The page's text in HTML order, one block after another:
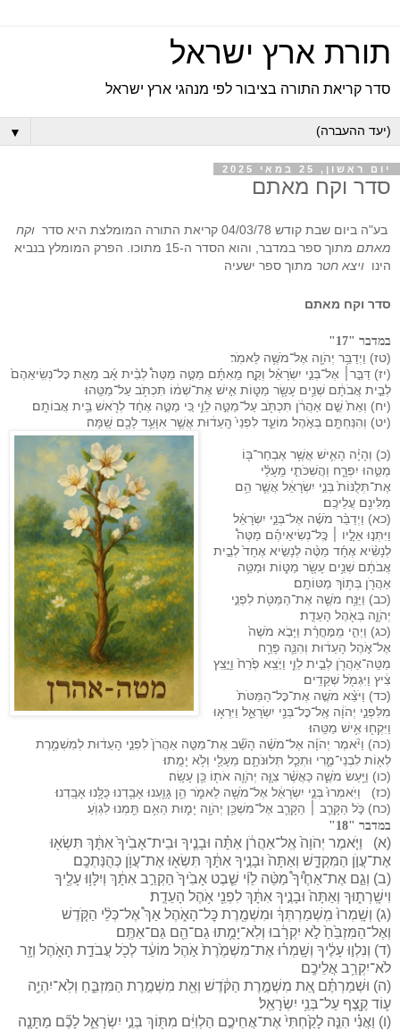
תורת ארץ ישראל
סדר קריאת התורה בציבור לפי מנהגי ארץ ישראל
▼
יום ראשון, 25 במאי 2025
סדר וקח מאתם
בע"ה ביום שבת קודש 04/03/78 קריאת התורה המומלצת היא סדר
וקח
מאתם
מתוך ספר במדבר, והוא הסדר ה-15 מתוכו. הפרק המומלץ בנביא
הינו ויצא חטר מתוך ספר ישעיה
סדר וקח מאתם
במדבר "17"
(טז) וַיְדַבֵּ֥ר יְהֹוָ֖ה אֶל־מֹשֶׁ֥ה לֵּאמֹֽר׃
(יז) דַּבֵּ֣ר׀ אֶל־בְּנֵ֣י יִשְׂרָאֵ֗ל וְקַ֣ח מֵֽאִתָּ֡ם מַטֶּ֣ה מַטֶּה֩ לְבֵ֨ית אָ֜ב מֵאֵ֤ת כׇּל־נְשִֽׂיאֵהֶם֙
לְבֵ֣ית אֲבֹתָ֔ם שְׁנֵ֥ים עָשָׂ֖ר מַטּ֑וֹת אִ֣ישׁ אֶת־שְׁמ֔וֹ תִּכְתֹּ֖ב עַל־מַטֵּֽהוּ׃
(יח) וְאֵת֙ שֵׁ֣ם אַהֲרֹ֔ן תִּכְתֹּ֖ב עַל־מַטֵּ֣ה לֵוִ֑י כִּ֚י מַטֶּ֣ה אֶחָ֔ד לְרֹ֖אשׁ בֵּ֥ית אֲבוֹתָֽם׃
(יט) וְהִנַּחְתָּ֖ם בְּאֹ֣הֶל מוֹעֵ֑ד לִפְנֵי֙ הָֽעֵד֔וּת אֲשֶׁ֛ר אִוָּעֵ֥ד לָכֶ֖ם שָֽׁמָּה׃
(כ) וְהָיָ֗ה הָאִ֛ישׁ אֲשֶׁ֥ר אֶבְחַר־בּ֖וֹ
מַטֵּ֣הוּ יִפְרָ֑ח וַהֲשִׁכֹּתִ֣י מֵֽעָלַ֗י
אֶת־תְּלֻנּוֹת֙ בְּנֵ֣י יִשְׂרָאֵ֔ל אֲשֶׁ֛ר הֵ֥ם
מַלִּינִ֖ם עֲלֵיכֶֽם׃
(כא) וַיְדַבֵּ֨ר מֹשֶׁ֜ה אֶל־בְּנֵ֣י יִשְׂרָאֵ֗ל
וַיִּתְּנ֣וּ אֵלָ֣יו ׀ כׇּֽל־נְשִׂיאֵיהֶ֡ם מַטֶּה֩
לְנָשִׂ֨יא אֶחָ֜ד מַטֶּ֨ה לְנָשִׂ֤יא אֶחָד֙ לְבֵ֣ית
אֲבֹתָ֔ם שְׁנֵ֥ים עָשָׂ֖ר מַטּ֑וֹת וּמַטֵּ֥ה
אַהֲרֹ֖ן בְּת֥וֹךְ מַטּוֹתָֽם׃
(כב) וַיַּנַּ֥ח מֹשֶׁ֛ה אֶת־הַמַּטֹּ֖ת לִפְנֵ֣י
יְהֹוָ֑ה בְּאֹ֖הֶל הָעֵדֻֽת׃
(כג) וַיְהִ֣י מִֽמׇּחֳרָ֗ת וַיָּבֹ֤א מֹשֶׁה֙
אֶל־אֹ֣הֶל הָעֵד֔וּת וְהִנֵּ֛ה פָּרַ֥ח
מַטֵּֽה־אַהֲרֹ֖ן לְבֵ֣ית לֵוִ֑י וַיֹּ֤צֵֽא פֶ֙רַח֙ וַיָּ֣צֵֽץ
צִ֔יץ וַיִּגְמֹ֖ל שְׁקֵדִֽים׃
(כד) וַיֹּצֵ֨א מֹשֶׁ֤ה אֶת־כׇּל־הַמַּטֹּת֙
מִלִּפְנֵ֣י יְהֹוָ֔ה אֶֽל־כׇּל־בְּנֵ֖י יִשְׂרָאֵ֑ל וַיִּרְא֥וּ
וַיִּקְח֖וּ אִ֥ישׁ מַטֵּֽהוּ׃
(כה) וַיֹּ֨אמֶר יְהֹוָ֜ה אֶל־מֹשֶׁ֗ה הָשֵׁ֞ב אֶת־מַטֵּ֤ה אַהֲרֹן֙ לִפְנֵ֣י הָעֵד֔וּת לְמִשְׁמֶ֥רֶת
לְא֖וֹת לִבְנֵי־מֶ֑רִי וּתְכַ֧ל תְּלוּנֹּתָ֛ם מֵעָלַ֖י וְלֹ֥א יָמֻֽתוּ׃
(כו) וַיַּ֖עַשׂ מֹשֶׁ֑ה כַּאֲשֶׁ֨ר צִוָּ֧ה יְהֹוָ֛ה אֹת֖וֹ כֵּ֥ן עָשָֽׂה׃
(כז) וַיֹּֽאמְרוּ֙ בְּנֵ֣י יִשְׂרָאֵ֔ל אֶל־מֹשֶׁ֖ה לֵאמֹ֑ר הֵ֥ן גָּוַ֛עְנוּ אָבַ֖דְנוּ כֻּלָּ֥נוּ אָבָֽדְנוּ׃
(כח) כֹּ֣ל הַקָּרֵ֧ב ׀ הַקָּרֵ֛ב אֶל־מִשְׁכַּ֥ן יְהֹוָ֖ה יָמ֑וּת הַאִ֥ם תַּ֖מְנוּ לִגְוֺֽעַ׃
במדבר "18"
(א) וַיֹּ֤אמֶר יְהֹוָה֙ אֶֽל־אַהֲרֹ֔ן אַתָּ֗ה וּבָנֶ֤יךָ וּבֵית־אָבִ֙יךָ֙ אִתָּ֔ךְ תִּשְׂא֖וּ
אֶת־עֲוֺ֣ן הַמִּקְדָּ֑שׁ וְאַתָּה֙ וּבָנֶ֣יךָ אִתָּ֔ךְ תִּשְׂא֖וּ אֶת־עֲוֺ֥ן כְּהֻנַּתְכֶֽם׃
(ב) וְגַ֣ם אֶת־אַחֶ֩יךָ֩ מַטֵּ֨ה לֵוִ֜י שֵׁ֤בֶט אָבִ֙יךָ֙ הַקְרֵ֣ב אִתָּ֔ךְ וְיִלָּו֥וּ עָלֶ֖יךָ
וִישָֽׁרְת֑וּךָ וְאַתָּה֙ וּבָנֶ֣יךָ אִתָּ֔ךְ לִפְנֵ֖י אֹ֥הֶל הָעֵדֻֽת׃
(ג) וְשָֽׁמְרוּ֙ מִֽשְׁמַרְתְּךָ֔ וּמִשְׁמֶ֖רֶת כׇּל־הָאֹ֑הֶל אַךְ֩ אֶל־כְּלֵ֨י הַקֹּ֤דֶשׁ
וְאֶל־הַמִּזְבֵּ֙חַ֙ לֹ֣א יִקְרָ֔בוּ וְלֹֽא־יָמֻ֥תוּ גַם־הֵ֖ם גַּם־אַתֶּֽם׃
(ד) וְנִלְו֣וּ עָלֶ֔יךָ וְשָֽׁמְר֗וּ אֶת־מִשְׁמֶ֙רֶת֙ אֹ֣הֶל מוֹעֵ֔ד לְכֹ֖ל עֲבֹדַ֣ת הָאֹ֑הֶל וְזָ֖ר
לֹא־יִקְרַ֥ב אֲלֵיכֶֽם׃
(ה) וּשְׁמַרְתֶּ֗ם אֵ֚ת מִשְׁמֶ֣רֶת הַקֹּ֔דֶשׁ וְאֵ֖ת מִשְׁמֶ֣רֶת הַמִּזְבֵּ֑חַ וְלֹֽא־יִהְיֶ֥ה
ע֛וֹד קֶ֖צֶף עַל־בְּנֵ֥י יִשְׂרָאֵֽל׃
(ו) וַאֲנִ֗י הִנֵּ֤ה לָקַ֙חְתִּי֙ אֶת־אֲחֵיכֶ֣ם הַלְוִיִּ֔ם מִתּ֖וֹךְ בְּנֵ֣י יִשְׂרָאֵ֑ל לָכֶ֞ם מַתָּנָ֤ה